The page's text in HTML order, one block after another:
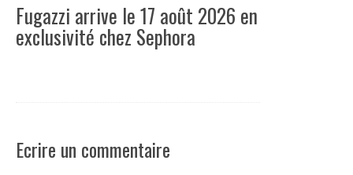
Fugazzi arrive le 17 août 2026 en
exclusivité chez Sephora
Ecrire un commentaire